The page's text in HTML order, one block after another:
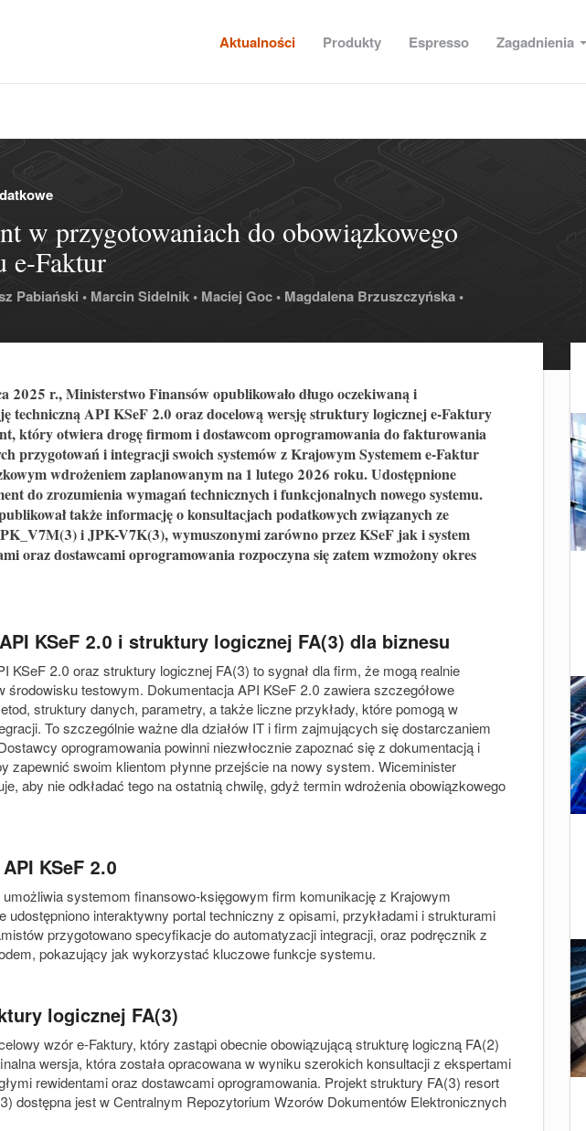
Aktualności Produkty Espresso Zagadnienia
w przygotowaniach do obowiązkowego
e-Faktur
Pabiański • Marcin Sidelnik • Maciej Goc • Magdalena Brzuszczyńska •
2025 r., Ministerstwo Finansów opublikowało długo oczekiwaną i
techniczną API KSeF 2.0 oraz docelową wersję struktury logicznej e-Faktury
który otwiera drogę firmom i dostawcom oprogramowania do fakturowania
przygotowań i integracji swoich systemów z Krajowym Systemem e-Faktur
wdrożeniem zaplanowanym na 1 lutego 2026 roku. Udostępnione
do zrozumienia wymagań technicznych i funkcjonalnych nowego systemu.
także informację o konsultacjach podatkowych związanych ze
i JPK-V7K(3), wymuszonymi zarówno przez KSeF jak i system
oraz dostawcami oprogramowania rozpoczyna się zatem wzmożony okres
KSeF 2.0 i struktury logicznej FA(3) dla biznesu
KSeF 2.0 oraz struktury logicznej FA(3) to sygnał dla firm, że mogą realnie
środowisku testowym. Dokumentacja API KSeF 2.0 zawiera szczegółowe
struktury danych, parametry, a także liczne przykłady, które pomogą w
To szczególnie ważne dla działów IT i firm zajmujących się dostarczaniem
oprogramowania powinni niezwłocznie zapoznać się z dokumentacją i
zapewnić swoim klientom płynne przejście na nowy system. Wiceminister
aby nie odkładać tego na ostatnią chwilę, gdyż termin wdrożenia obowiązkowego
KSeF 2.0
systemom finansowo-księgowym firm komunikację z Krajowym
udostępniono interaktywny portal techniczny z opisami, przykładami i strukturami
przygotowano specyfikacje do automatyzacji integracji, oraz podręcznik z
pokazujący jak wykorzystać kluczowe funkcje systemu.
logicznej FA(3)
wzór e-Faktury, który zastąpi obecnie obowiązującą strukturę logiczną FA(2)
wersja, która została opracowana w wyniku szerokich konsultacji z ekspertami
rewidentami oraz dostawcami oprogramowania. Projekt struktury FA(3) resort
dostępna jest w Centralnym Repozytorium Wzorów Dokumentów Elektronicznych